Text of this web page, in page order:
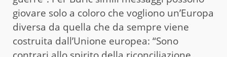
giovare solo a coloro che vogliono un’Europa
diversa da quella che da sempre viene
costruita dall’Unione europea: “Sono